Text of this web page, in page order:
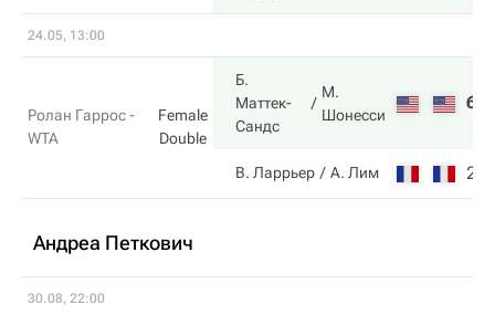
24.05, 13:00
Ролан Гаррос -
WTA
Female
Double
Б.
Маттек-
Сандс
М.
Шонесси
6
В. Ларрьер А. Лим 2
Андреа Петкович
30.08, 22:00